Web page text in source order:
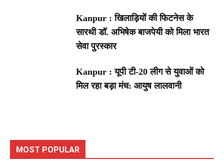
Kanpur : खिलाड़ियों की फिटनेस के
सारथी डॉ. अभिषेक बाजपेयी को मिला भारत
सेवा पुरस्कार
Kanpur : यूपी टी-20 लीग से युवाओं को
मिल रहा बड़ा मंच: आयुष लालवानी
MOST POPULAR